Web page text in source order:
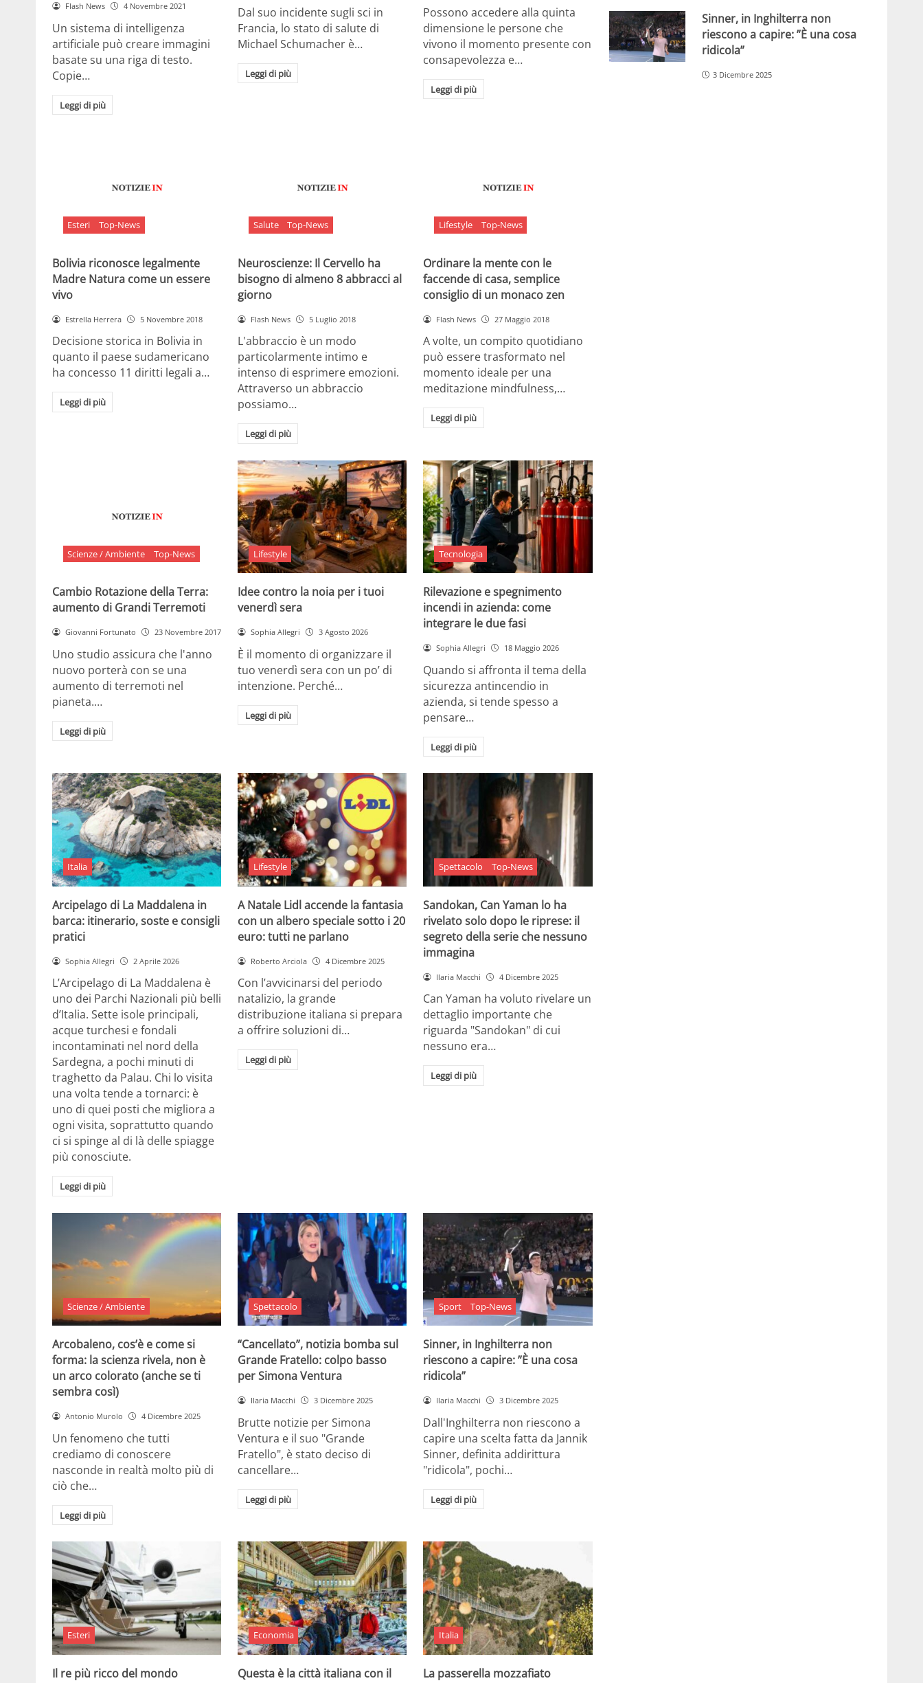
Flash News 4 Novembre 2021
Un sistema di intelligenza
artificiale può creare immagini
basate su una riga di testo.
Copie…
Leggi di più
Dal suo incidente sugli sci in
Francia, lo stato di salute di
Michael Schumacher è…
Leggi di più
Possono accedere alla quinta
dimensione le persone che
vivono il momento presente con
consapevolezza e…
Leggi di più
Esteri Top-News
Bolivia riconosce legalmente
Madre Natura come un essere
vivo
Estrella Herrera 5 Novembre 2018
Decisione storica in Bolivia in
quanto il paese sudamericano
ha concesso 11 diritti legali a…
Leggi di più
Salute Top-News
Neuroscienze: Il Cervello ha
bisogno di almeno 8 abbracci al
giorno
Flash News 5 Luglio 2018
L'abbraccio è un modo
particolarmente intimo e
intenso di esprimere emozioni.
Attraverso un abbraccio
possiamo…
Leggi di più
Lifestyle Top-News
Ordinare la mente con le
faccende di casa, semplice
consiglio di un monaco zen
Flash News 27 Maggio 2018
A volte, un compito quotidiano
può essere trasformato nel
momento ideale per una
meditazione mindfulness,…
Leggi di più
Scienze / Ambiente Top-News
Cambio Rotazione della Terra:
aumento di Grandi Terremoti
Giovanni Fortunato 23 Novembre 2017
Uno studio assicura che l'anno
nuovo porterà con se una
aumento di terremoti nel
pianeta.…
Leggi di più
Lifestyle
Idee contro la noia per i tuoi
venerdì sera
Sophia Allegri 3 Agosto 2026
È il momento di organizzare il
tuo venerdì sera con un po’ di
intenzione. Perché…
Leggi di più
Tecnologia
Rilevazione e spegnimento
incendi in azienda: come
integrare le due fasi
Sophia Allegri 18 Maggio 2026
Quando si affronta il tema della
sicurezza antincendio in
azienda, si tende spesso a
pensare…
Leggi di più
Italia
Arcipelago di La Maddalena in
barca: itinerario, soste e consigli
pratici
Sophia Allegri 2 Aprile 2026
L’Arcipelago di La Maddalena è
uno dei Parchi Nazionali più belli
d’Italia. Sette isole principali,
acque turchesi e fondali
incontaminati nel nord della
Sardegna, a pochi minuti di
traghetto da Palau. Chi lo visita
una volta tende a tornarci: è
uno di quei posti che migliora a
ogni visita, soprattutto quando
ci si spinge al di là delle spiagge
più conosciute.
Leggi di più
Lifestyle
A Natale Lidl accende la fantasia
con un albero speciale sotto i 20
euro: tutti ne parlano
Roberto Arciola 4 Dicembre 2025
Con l’avvicinarsi del periodo
natalizio, la grande
distribuzione italiana si prepara
a offrire soluzioni di…
Leggi di più
Spettacolo Top-News
Sandokan, Can Yaman lo ha
rivelato solo dopo le riprese: il
segreto della serie che nessuno
immagina
Ilaria Macchi 4 Dicembre 2025
Can Yaman ha voluto rivelare un
dettaglio importante che
riguarda "Sandokan" di cui
nessuno era…
Leggi di più
Scienze / Ambiente
Arcobaleno, cos’è e come si
forma: la scienza rivela, non è
un arco colorato (anche se ti
sembra così)
Antonio Murolo 4 Dicembre 2025
Un fenomeno che tutti
crediamo di conoscere
nasconde in realtà molto più di
ciò che…
Leggi di più
Spettacolo
“Cancellato”, notizia bomba sul
Grande Fratello: colpo basso
per Simona Ventura
Ilaria Macchi 3 Dicembre 2025
Brutte notizie per Simona
Ventura e il suo "Grande
Fratello", è stato deciso di
cancellare…
Leggi di più
Sport Top-News
Sinner, in Inghilterra non
riescono a capire: ”È una cosa
ridicola”
Ilaria Macchi 3 Dicembre 2025
Dall'Inghilterra non riescono a
capire una scelta fatta da Jannik
Sinner, definita addirittura
"ridicola", pochi…
Leggi di più
Esteri
Il re più ricco del mondo
Economia
Questa è la città italiana con il
Italia
La passerella mozzafiato
Sinner, in Inghilterra non
riescono a capire: ”È una cosa
ridicola”
3 Dicembre 2025